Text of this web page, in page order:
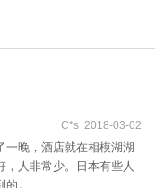
C*s 2018-03-02
一晚，酒店就在相模湖湖
，人非常少。日本有些人
。